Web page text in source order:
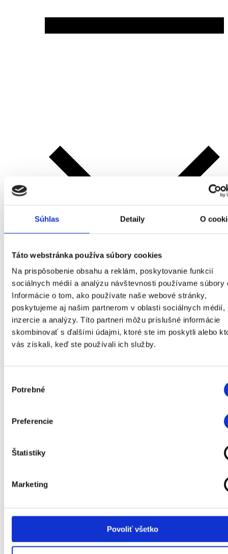
Súhlas Detaily O
Táto webstránka používa súbory cookies
Na prispôsobenie obsahu a reklám, poskytovanie funkcií
sociálnych médií a analýzu návštevnosti používame súbory
Informácie o tom, ako používate naše webové stránky,
poskytujeme aj našim partnerom v oblasti sociálnych médií,
inzercie a analýzy. Títo partneri môžu príslušné informácie
skombinovať s ďalšími údajmi, ktoré ste im poskytli alebo
vás získali, keď ste používali ich služby.
súhlasu
Potrebné
Preferencie
Štatistiky
Marketing
Povoliť všetko
Vizitka
Články
Dopravníkový LEGO pás
Vývoj elektrozariadení
14.9.2020 vznikol nápad vytvoriť dopravník, ktorý uľahčí
zásoby. V tomto období sme boli tak trošku izolovaní od sveta a
času na pekné aktivity bolo konečne pomerne dostatok. Prišla
zároveň výzva sa zučastniť jednej možnosti – vytvoriť niečo z
populárnej stavebnice LEGO a tak to začalo.